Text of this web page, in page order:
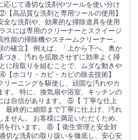
応じて適切な洗剤やツールを使い分け
【高品質な洗剤と専用ツールの使用】
全な洗剤や、効果的な掃除道具を使用
スには専用のクリーナーとスクイージ
性能の掃除機やスチームクリーナー。
確立】 例えば、「上から下へ、奥か
づき、汚れを拡散させずに効率よく掃
に段取りを組むことで、ムダな動きや
ホコリ・カビ・カビの除去技術】
リーニングを駆使し、頑固な汚れやカ
す。 特に、換気扇や浴室、キッチンの
は自信があります。 ⑤【 丁寧な仕上
最終的に細部まで丁寧に仕上げ、汚れ
せん。 お客様に満足いただくため、
を行います。 ⑥【 衛生管理と安全対
切な洗剤の取り扱いを徹底し、安心安